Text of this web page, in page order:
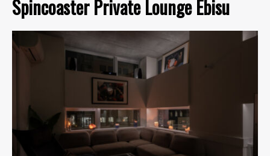
Spincoaster Private Lounge Ebisu